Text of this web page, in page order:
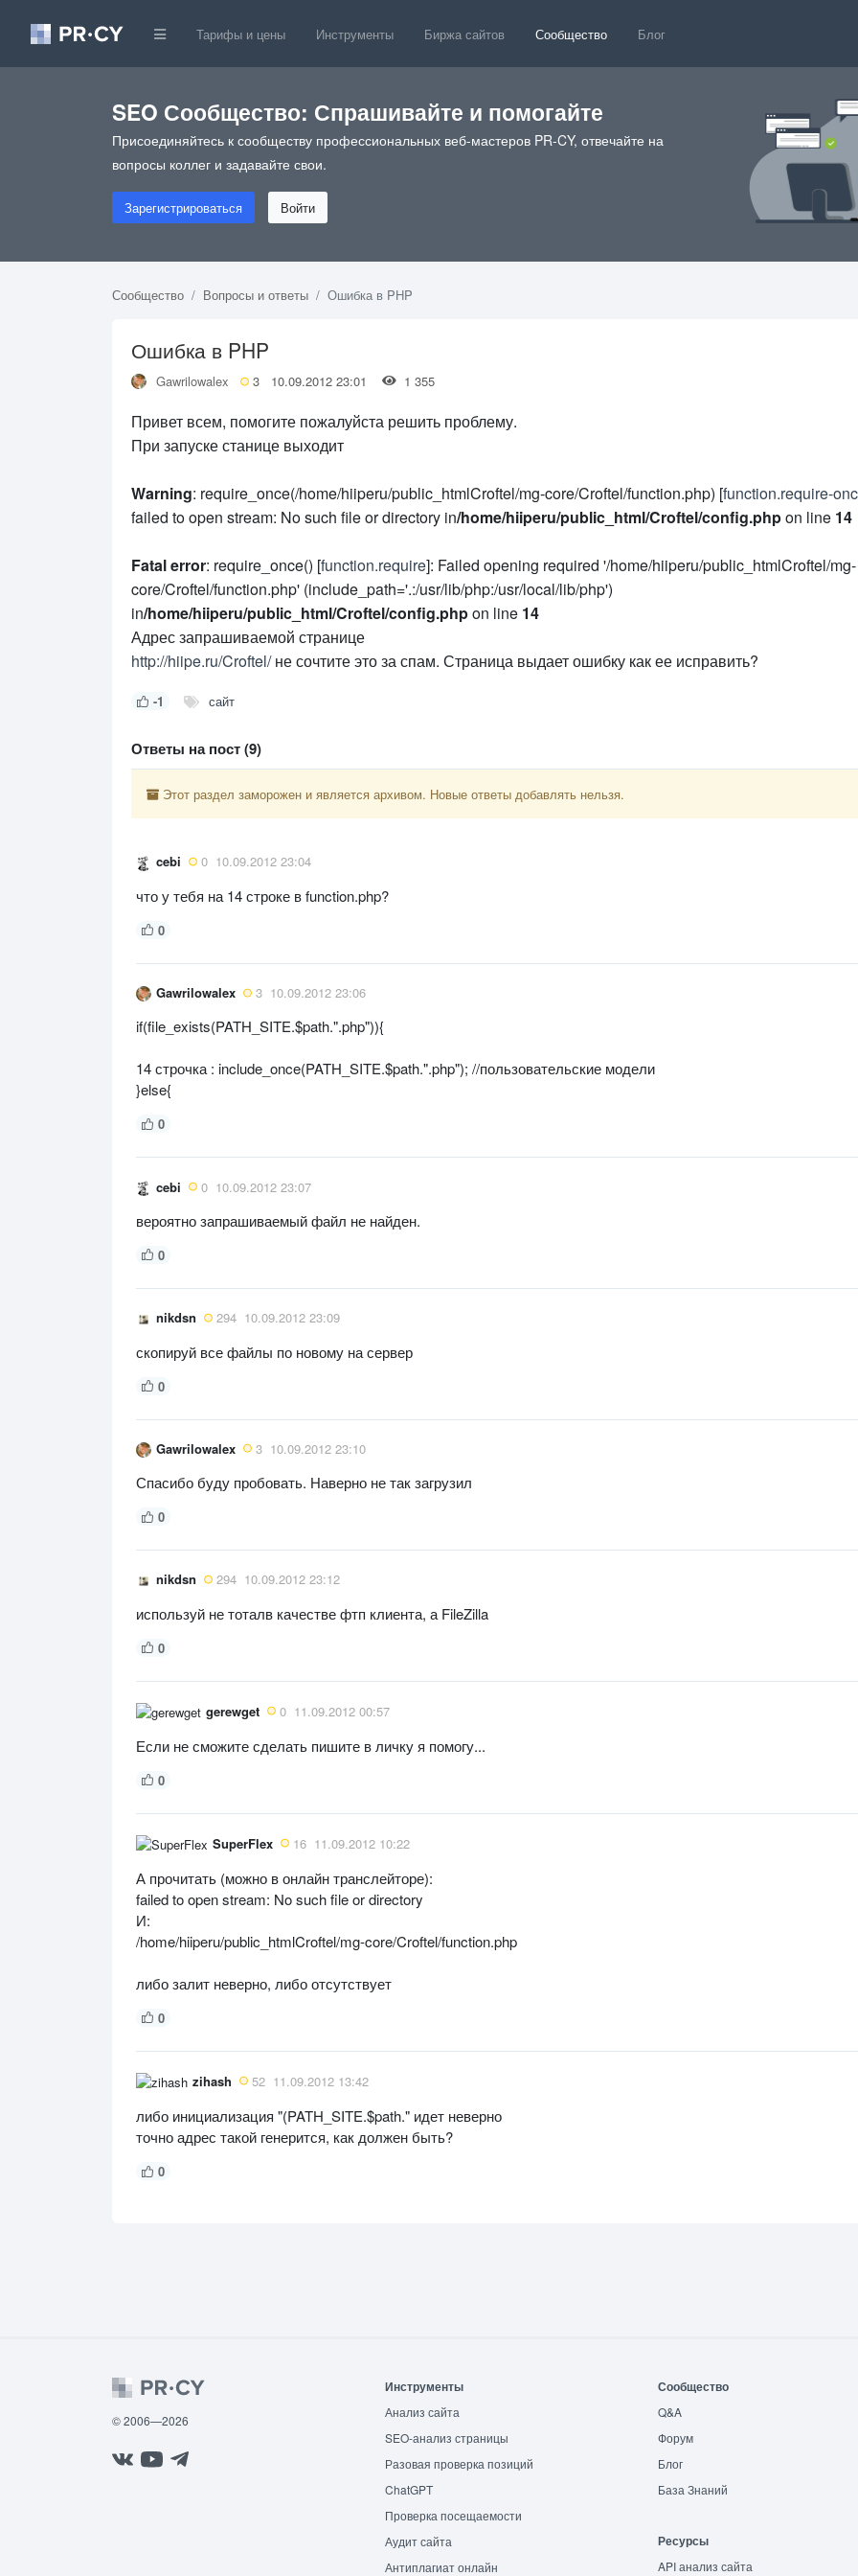
Тарифы и цены Инструменты Биржа сайтов Сообщество Блог
SEO Сообщество: Спрашивайте и помогайте
Присоединяйтесь к сообществу профессиональных веб-мастеров PR-CY, отвечайте на
вопросы коллег и задавайте свои.
Зарегистрироваться Войти
Сообщество Вопросы и ответы Ошибка в PHP
Ошибка в PHP
Gawrilowalex 3 10.09.2012 23:01 1 355
Привет всем, помогите пожалуйста решить проблему.
При запуске станице выходит
Warning: require_once(/home/hiiperu/public_htmlCroftel/mg-core/Croftel/function.php) [function.require-
failed to open stream: No such file or directory in/home/hiiperu/public_html/Croftel/config.phpon line 14
Fatal error: require_once() [function.require]: Failed opening required '/home/hiiperu/public_htmlCroftel/mg-
core/Croftel/function.php' (include_path='.:/usr/lib/php:/usr/local/lib/php')
in/home/hiiperu/public_html/Croftel/config.phpon line 14
Адрес запрашиваемой странице
http://hiipe.ru/Croftel/не сочтите это за спам. Страница выдает ошибку как ее исправить?
-1 сайт
Ответы на пост (9)
Этот раздел заморожен и является архивом. Новые ответы добавлять нельзя.
cebi 0 10.09.2012 23:04
что у тебя на 14 строке в function.php?
0
Gawrilowalex 3 10.09.2012 23:06
if(file_exists(PATH_SITE.$path.".php")){
14 строчка : include_once(PATH_SITE.$path.".php"); //пользовательские модели
}else{
0
cebi 0 10.09.2012 23:07
вероятно запрашиваемый файл не найден.
0
nikdsn 294 10.09.2012 23:09
скопируй все файлы по новому на сервер
0
Gawrilowalex 3 10.09.2012 23:10
Спасибо буду пробовать. Наверно не так загрузил
0
nikdsn 294 10.09.2012 23:12
используй не тоталв качестве фтп клиента, а FileZilla
0
gerewget 0 11.09.2012 00:57
Если не сможите сделать пишите в личку я помогу...
0
SuperFlex 16 11.09.2012 10:22
А прочитать (можно в онлайн транслейторе):
failed to open stream: No such file or directory
И:
/home/hiiperu/public_htmlCroftel/mg-core/Croftel/function.php
либо залит неверно, либо отсутствует
0
zihash 52 11.09.2012 13:42
либо инициализация "(PATH_SITE.$path." идет неверно
точно адрес такой генерится, как должен быть?
0
© 2006—2026
Инструменты
Анализ сайта
SEO-анализ страницы
Разовая проверка позиций
ChatGPT
Проверка посещаемости
Аудит сайта
Антиплагиат онлайн
Сообщество
Q&A
Форум
Блог
База Знаний
Ресурсы
API анализ сайта